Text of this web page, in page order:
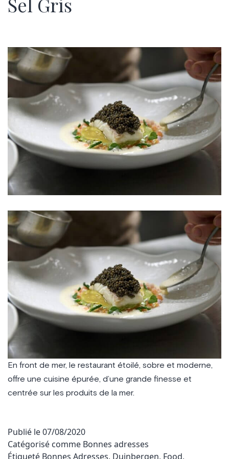
En front de mer, le restaurant étoilé, sobre et moderne,
offre une cuisine épurée, d’une grande finesse et
centrée sur les produits de la mer.
Publié le07/08/2020
Catégorisé comme Bonnes adresses
Étiqueté Bonnes Adresses, Duinbergen, Food,